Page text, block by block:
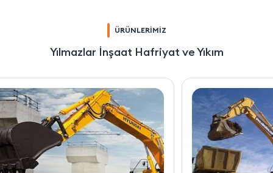
ÜRÜNLERİMİZ
Yılmazlar İnşaat Hafriyat ve Yıkım